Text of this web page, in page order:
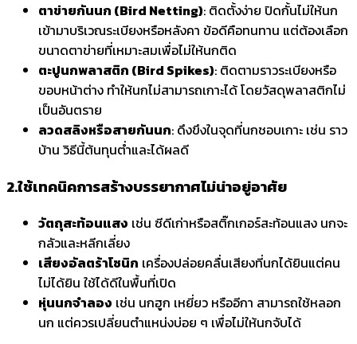
ตาข่ายกันนก (Bird Netting): ติดตั้งง่าย ปิดกั้นไม่ให้นก
เข้ามาบริเวณระเบียงหรือหลังคา ข้อดีคือทนทาน แต่ต้องเลือก
ขนาดตาข่ายที่เหมาะสมเพื่อไม่ให้นกติด
ตะปูนกพลาสติก (Bird Spikes): ติดตามราวระเบียงหรือ
ขอบหน้าต่าง ทำให้นกไม่สามารถเกาะได้ โดยวัสดุพลาสติกไม่
เป็นอันตราย
ลวดสลิงหรือสายกันนก: ดึงขึงในจุดที่นกชอบเกาะ เช่น ราว
บ้าน วิธีนี้ต้นทุนต่ำและได้ผลดี
2.ใช้เทคนิคการสร้างบรรยากาศไม่น่าอยู่อาศัย
วัตถุสะท้อนแสง เช่น ซีดีเก่าหรือสติ๊กเกอร์สะท้อนแสง นกจะ
กลัวและหลีกเลี่ยง
เสียงอัลตร้าโซนิก เครื่องปล่อยคลื่นเสียงที่นกได้ยินแต่คน
ไม่ได้ยิน ใช้ได้ดีในพื้นที่เปิด
หุ่นนกจำลอง เช่น นกฮูก เหยี่ยว หรืออีกา สามารถใช้หลอก
นก แต่ควรเปลี่ยนตำแหน่งบ่อย ๆ เพื่อไม่ให้นกจับได้